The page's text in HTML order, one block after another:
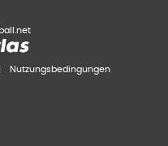
Nutzungsbedingungen